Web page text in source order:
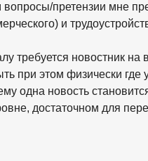
претензии мне
и
требуется новостник
при этом физически где
одна новость
достаточном для